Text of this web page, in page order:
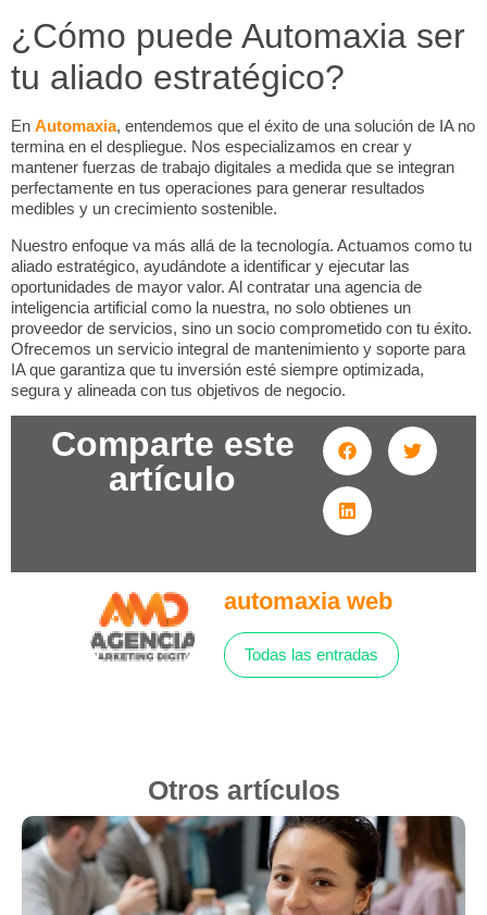
¿Cómo puede Automaxia ser
tu aliado estratégico?
En Automaxia, entendemos que el éxito de una solución de IA no
termina en el despliegue. Nos especializamos en crear y
mantener fuerzas de trabajo digitales a medida que se integran
perfectamente en tus operaciones para generar resultados
medibles y un crecimiento sostenible.
Nuestro enfoque va más allá de la tecnología. Actuamos como tu
aliado estratégico, ayudándote a identificar y ejecutar las
oportunidades de mayor valor. Al contratar una agencia de
inteligencia artificial como la nuestra, no solo obtienes un
proveedor de servicios, sino un socio comprometido con tu éxito.
Ofrecemos un servicio integral de mantenimiento y soporte para
IA que garantiza que tu inversión esté siempre optimizada,
segura y alineada con tus objetivos de negocio.
Comparte este
artículo
automaxia web
Todas las entradas
Otros artículos